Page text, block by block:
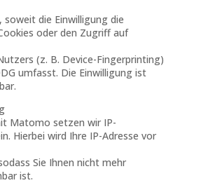
soweit die Einwilligung die
oder den Zugriff auf
(z. B. Device-Fingerprinting)
umfasst. Die Einwilligung ist
Matomo setzen wir IP-
Hierbei wird Ihre IP-Adresse vor
Sie Ihnen nicht mehr
ist.